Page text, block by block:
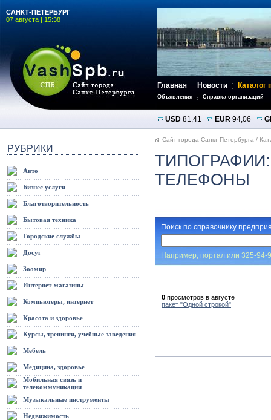
САНКТ-ПЕТЕРБУРГ
07 августа | 15:38
Главная Новости Каталог
Объявления Справка организаций
USD 81,41 EUR 94,06
РУБРИКИ
Авто
Бизнес услуги
Благотворительность
Бытовая техника
Городские службы
Досуг
Зоомир
Интернет-магазины
Компьютеры, интернет
Красота и здоровье
Курсы, тренинги, учебные заведения
Мебель
Медицина, здоровье
Мобильная связь и
телекоммуникации
Музыкальные инструменты
Недвижимость
Сайт города Санкт-Петербурга /
ТЕЛЕФОНЫ
Поиск по справочнику
Например, порталили 325-94-
0 просмотров в августе
пакет "Одной строкой"